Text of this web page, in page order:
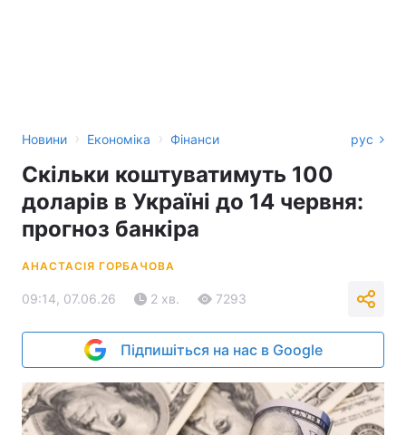
Новини › Економіка › Фінанси рус
Скільки коштуватимуть 100
доларів в Україні до 14 червня:
прогноз банкіра
АНАСТАСІЯ ГОРБАЧОВА
09:14, 07.06.26 2 хв. 7293
Підпишіться на нас в Google